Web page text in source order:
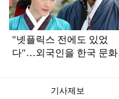
"넷플릭스 전에도 있었
다"…외국인을 한국 문화
기사제보